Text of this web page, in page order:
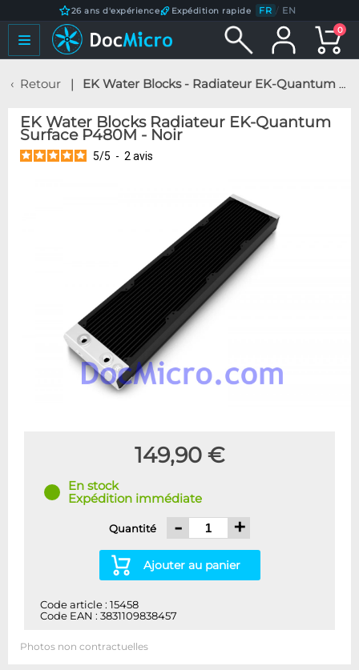
26 ans d'expérience Expédition rapide FR / EN
0
Retour EK Water Blocks - Radiateur EK-Quantum Surface P480M - Noir
EK Water Blocks Radiateur EK-Quantum
Surface P480M - Noir
5/5 - 2 avis
149,90 €
En stock
Expédition immédiate
Quantité - +
Ajouter au panier
Code article : 15458
Code EAN : 3831109838457
Photos non contractuelles